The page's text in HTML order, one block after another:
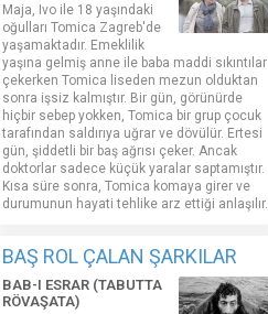
Maja, Ivo ile 18 yaşındaki
oğulları Tomica Zagreb'de
yaşamaktadır. Emeklilik
yaşına gelmiş anne ile baba maddi sıkıntılar
çekerken Tomica liseden mezun olduktan
sonra işsiz kalmıştır. Bir gün, görünürde
hiçbir sebep yokken, Tomica bir grup çocuk
tarafından saldırıya uğrar ve dövülür. Ertesi
gün, şiddetli bir baş ağrısı çeker. Ancak
doktorlar sadece küçük yaralar saptamıştır.
Kısa süre sonra, Tomica komaya girer ve
durumunun hayati tehlike arz ettiği anlaşılır.
BAŞ ROL ÇALAN ŞARKILAR
BAB-I ESRAR (TABUTTA
RÖVAŞATA)